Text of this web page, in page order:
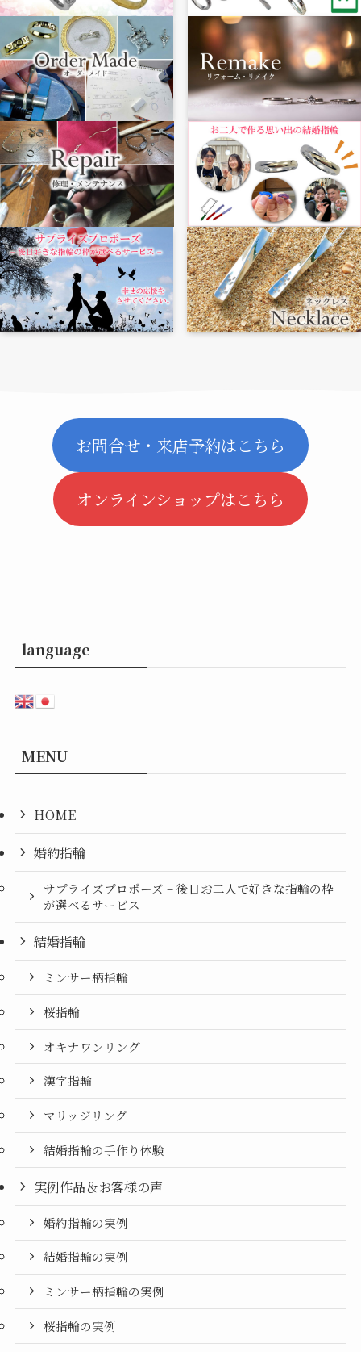
お問合せ・来店予約はこちら
オンラインショップはこちら
language
MENU
HOME
婚約指輪
サプライズプロポーズ – 後日お二人で好きな指輪の枠
が選べるサービス –
結婚指輪
ミンサー柄指輪
桜指輪
オキナワンリング
漢字指輪
マリッジリング
結婚指輪の手作り体験
実例作品＆お客様の声
婚約指輪の実例
結婚指輪の実例
ミンサー柄指輪の実例
桜指輪の実例